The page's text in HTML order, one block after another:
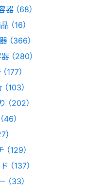
（68）
（16）
（366）
（280）
177）
103）
（202）
）
）
129）
（137）
（33）